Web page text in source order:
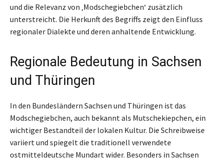
und die Relevanz von ‚Modschegiebchen‘ zusätzlich
unterstreicht. Die Herkunft des Begriffs zeigt den Einfluss
regionaler Dialekte und deren anhaltende Entwicklung.
Regionale Bedeutung in Sachsen
und Thüringen
In den Bundesländern Sachsen und Thüringen ist das
Modschegiebchen, auch bekannt als Mutschekiepchen, ein
wichtiger Bestandteil der lokalen Kultur. Die Schreibweise
variiert und spiegelt die traditionell verwendete
ostmitteldeutsche Mundart wider. Besonders in Sachsen